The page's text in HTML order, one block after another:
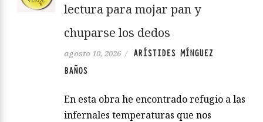
lectura para mojar pan y
chuparse los dedos
agosto 10, 2026 /
ARÍSTIDES MÍNGUEZ
BAÑOS
En esta obra he encontrado refugio a las
infernales temperaturas que nos